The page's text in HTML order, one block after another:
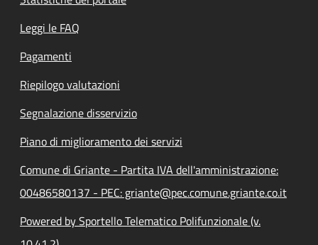
Leggi le FAQ
Pagamenti
Riepilogo valutazioni
Segnalazione disservizio
Piano di miglioramento dei servizi
Comune di Griante - Partita IVA dell'amministrazione:
00486580137 - PEC: griante@pec.comune.griante.co.it
Powered by Sportello Telematico Polifunzionale (v.